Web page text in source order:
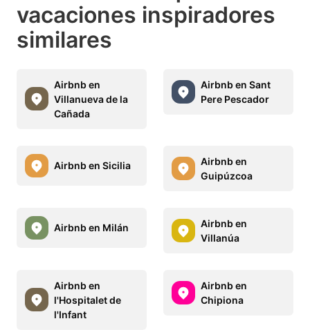
vacaciones inspiradores
similares
Airbnb en
Villanueva de la
Cañada
Airbnb en Sant
Pere Pescador
Airbnb en Sicilia
Airbnb en
Guipúzcoa
Airbnb en Milán
Airbnb en
Villanúa
Airbnb en
l'Hospitalet de
l'Infant
Airbnb en
Chipiona